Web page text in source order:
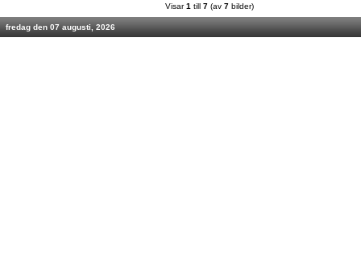
Visar1 till 7 (av 7 bilder)
fredag den 07 augusti, 2026